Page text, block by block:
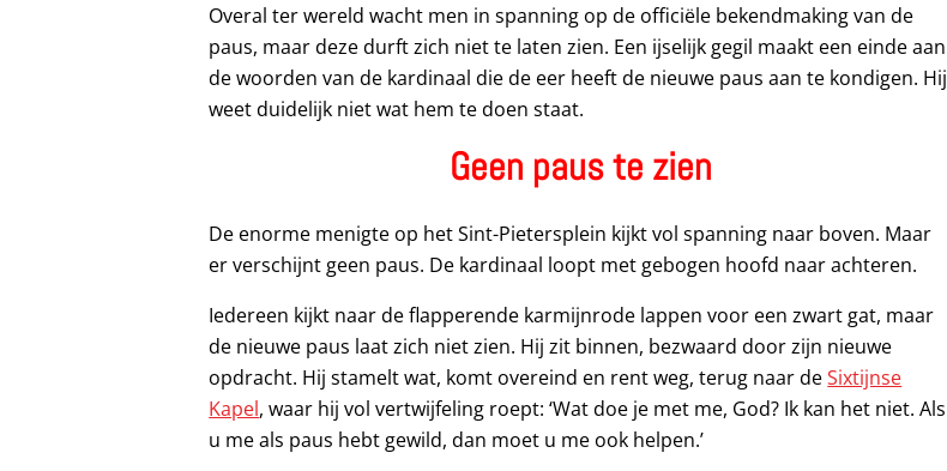
Overal ter wereld wacht men in spanning op de officiële bekendmaking van de
paus, maar deze durft zich niet te laten zien. Een ijselijk gegil maakt een einde aan
de woorden van de kardinaal die de eer heeft de nieuwe paus aan te kondigen. Hij
weet duidelijk niet wat hem te doen staat.
Geen paus te zien
De enorme menigte op het Sint-Pietersplein kijkt vol spanning naar boven. Maar
er verschijnt geen paus. De kardinaal loopt met gebogen hoofd naar achteren.
Iedereen kijkt naar de flapperende karmijnrode lappen voor een zwart gat, maar
de nieuwe paus laat zich niet zien. Hij zit binnen, bezwaard door zijn nieuwe
opdracht. Hij stamelt wat, komt overeind en rent weg, terug naar deSixtijnse
Kapel, waar hij vol vertwijfeling roept: ‘Wat doe je met me, God? Ik kan het niet. Als
u me als paus hebt gewild, dan moet u me ook helpen.’